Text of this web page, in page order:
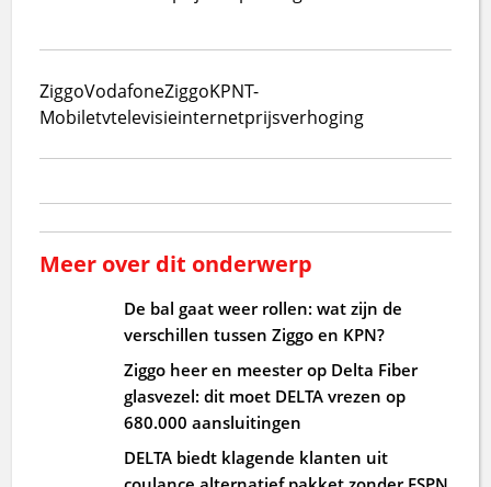
ZiggoVodafoneZiggoKPNT-
Mobiletvtelevisieinternetprijsverhoging
Meer over dit onderwerp
De bal gaat weer rollen: wat zijn de
verschillen tussen Ziggo en KPN?
Ziggo heer en meester op Delta Fiber
glasvezel: dit moet DELTA vrezen op
680.000 aansluitingen
DELTA biedt klagende klanten uit